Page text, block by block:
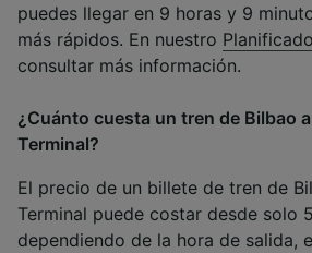
puedes llegar en 9 horas y 9
más rápidos. En nuestro
consultar más información.
¿Cuánto cuesta un tren de Bilbao
Terminal?
El precio de un billete de tren de
Terminal puede costar desde solo
dependiendo de la hora de salida,